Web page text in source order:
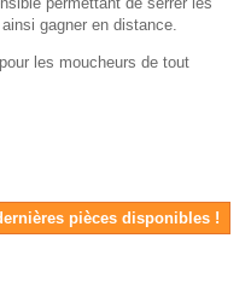
gagner en distance.
les moucheurs de tout
pièces disponibles !